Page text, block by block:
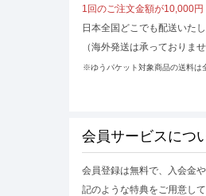
1回のご注文金額が10,000
日本全国どこでも配送いたし
（海外発送は承っておりませ
※ゆうパケット対象商品の送料は
会員サービスにつ
会員登録は無料で、入会金
記のような特典をご用意して